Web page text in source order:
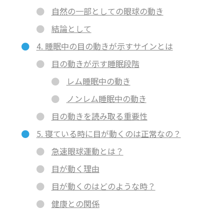
自然の一部としての眼球の動き
結論として
4. 睡眠中の目の動きが示すサインとは
目の動きが示す睡眠段階
レム睡眠中の動き
ノンレム睡眠中の動き
目の動きを読み取る重要性
5. 寝ている時に目が動くのは正常なの？
急速眼球運動とは？
目が動く理由
目が動くのはどのような時？
健康との関係